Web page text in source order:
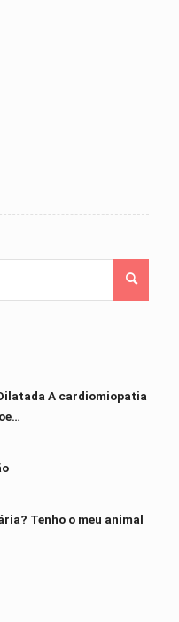
A cardiomiopatia
Tenho o meu animal